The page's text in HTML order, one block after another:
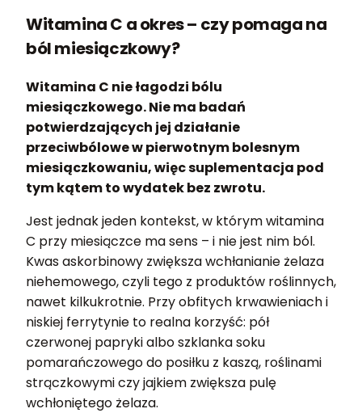
Witamina C a okres – czy pomaga na
ból miesiączkowy?
Witamina C nie łagodzi bólu
miesiączkowego. Nie ma badań
potwierdzających jej działanie
przeciwbólowe w pierwotnym bolesnym
miesiączkowaniu, więc suplementacja pod
tym kątem to wydatek bez zwrotu.
Jest jednak jeden kontekst, w którym witamina
C przy miesiączce ma sens – i nie jest nim ból.
Kwas askorbinowy zwiększa wchłanianie żelaza
niehemowego, czyli tego z produktów roślinnych,
nawet kilkukrotnie. Przy obfitych krwawieniach i
niskiej ferrytynie to realna korzyść: pół
czerwonej papryki albo szklanka soku
pomarańczowego do posiłku z kaszą, roślinami
strączkowymi czy jajkiem zwiększa pulę
wchłoniętego żelaza.